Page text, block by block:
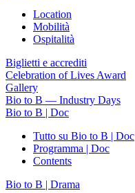
Location
Mobilità
Ospitalità
Biglietti e accrediti
Celebration of Lives Award
Gallery
Bio to B — Industry Days
Bio to B | Doc
Tutto su Bio to B | Doc
Programma | Doc
Contents
Bio to B | Drama